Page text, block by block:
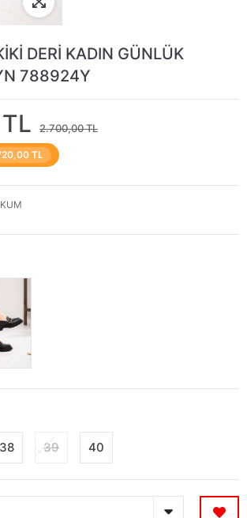
DERİ KADIN GÜNLÜK
788924Y
2.700,00 TL
TL
38 39 40